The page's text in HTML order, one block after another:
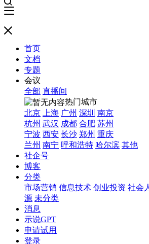
首页
文档
专题
会议
全部 直播间
热门城市
北京
上海 广州 深圳 南京
杭州 武汉 成都 合肥 苏州
宁波 西安 长沙 郑州 重庆
兰州 南宁 呼和浩特 哈尔滨 其他
社企号
博客
分类
市场营销 信息技术 创业投资 社会
源 未分类
消息
示说GPT
申请试用
登录